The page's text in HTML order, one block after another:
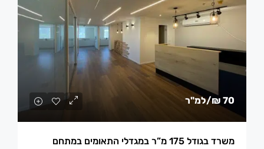
70 ₪ /למ"ר
משרד בגודל 175 מ”ר במגדלי התאומים במתחם